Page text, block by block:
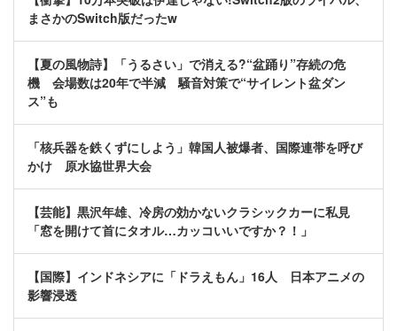
まさかのSwitch版だったw
【夏の風物詩】「うるさい」で消える?“盆踊り”存続の危
機 会場数は20年で半減 騒音対策で“サイレント盆ダン
ス”も
「核兵器を鉄くずにしよう」韓国人被爆者、国際連帯を呼び
かけ 原水協世界大会
【芸能】黒沢年雄、冷房の効かないクラシックカーに私見
「窓を開けて首にタオル…カッコいいですか？！」
【国際】インドネシアに「ドラえもん」16人 日本アニメの
影響浸透